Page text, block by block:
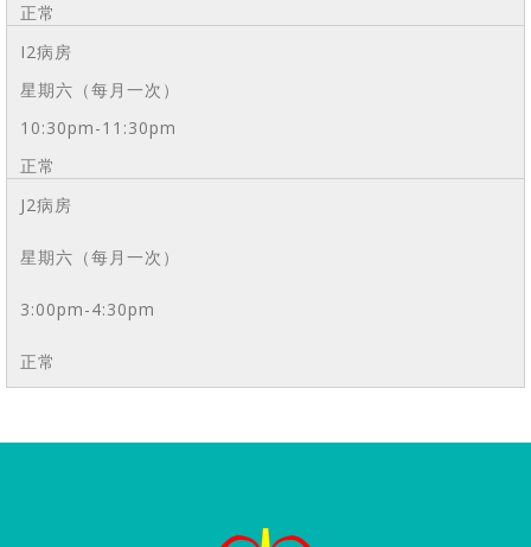
正常
I2病房
星期六（每月一次）
10:30pm-11:30pm
正常
J2病房
星期六（每月一次）
3:00pm-4:30pm
正常